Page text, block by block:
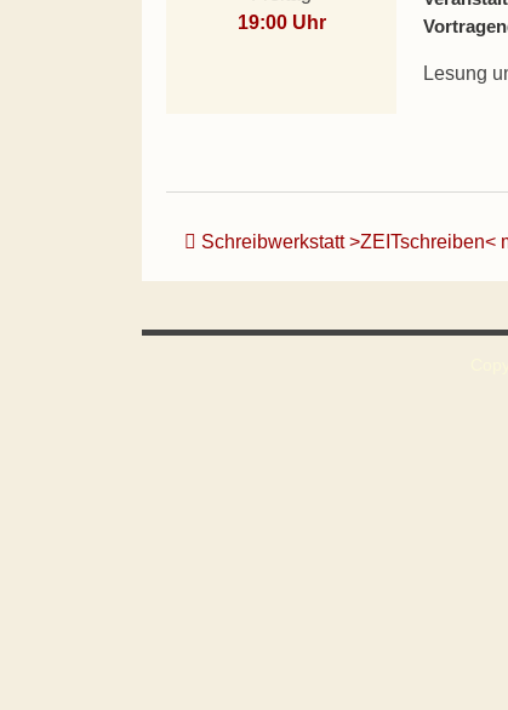
19:00 Uhr
Lesung
Beitrags-
Schreibwerkstatt >ZEITschreiben<